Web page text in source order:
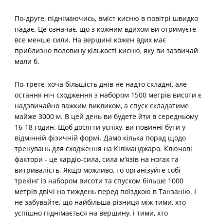
По-друге, піднімаючись, вміст кисню в повітрі швидко
падає. Це означає, що з кожним вдихом ви отримуєте
все менше сили. На вершині кожен вдих має
приблизно половину кількості кисню, яку ви зазвичай
мали б.
По-третє, хоча більшість днів не надто складні, але
остання ніч сходження з набором 1500 метрів висоти є
надзвичайно важким викликом, а спуск складатиме
майже 3000 м. В цей день ви будете йти в середньому
16-18 годин. Щоб досягти успіху, ви повинні бути у
відмінній фізичній формі. Дамо кілька порад щодо
тренувань для сходження на Кіліманджаро. Ключові
фактори - це кардіо-сила, сила м’язів на ногах та
витривалість. Якщо можливо, то організуйте собі
трекінг із набором висоти та спуском більше 1000
метрів двічі на тиждень перед поїздкою в Танзанію. І
не забувайте, що найбільша різниця між тими, хто
успішно піднімається на вершину, і тими, хто